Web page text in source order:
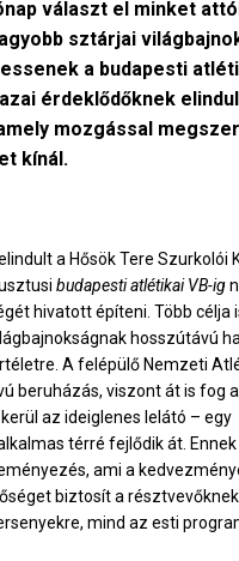
választ el minket
sztárjai
a budapesti
érdeklődőknek
mozgással
kínál.
a Hősök Tere Szurkolói
budapesti atlétikai VB-ig
hivatott építeni. Több célja
hosszútávú
A felépülő Nemzeti
beruházás, viszont át is fog
az ideiglenes lelátó – egy
térré fejlődik át.
ami a
biztosít a
mind az esti